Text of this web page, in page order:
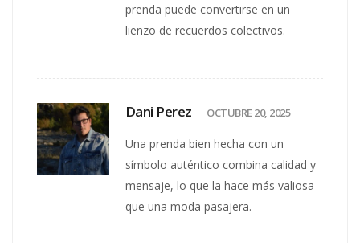
prenda puede convertirse en un
lienzo de recuerdos colectivos.
Dani Perez OCTUBRE 20, 2025
Una prenda bien hecha con un
símbolo auténtico combina calidad y
mensaje, lo que la hace más valiosa
que una moda pasajera.